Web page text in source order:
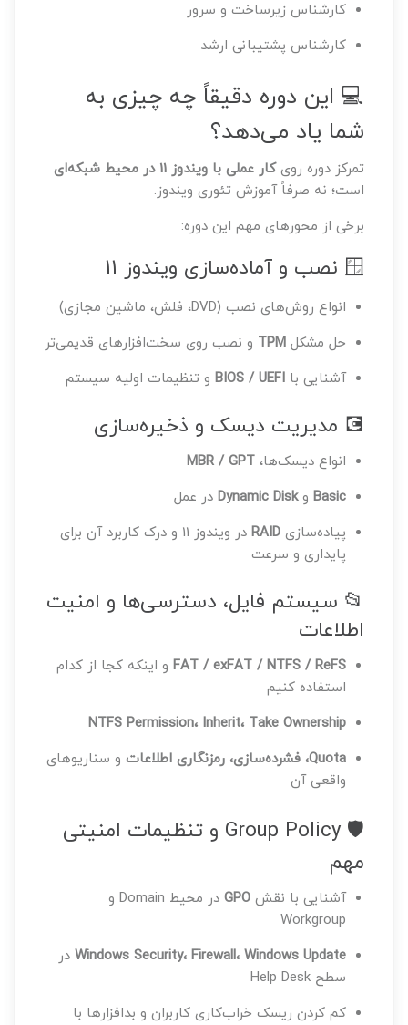
کارشناس زیرساخت و سرور
کارشناس پشتیبانی ارشد
💻 این دوره دقیقاً چه چیزی به
شما یاد می‌دهد؟
تمرکز دوره رویکار عملی با ویندوز 11 در محیط شبکه‌ای
است؛ نه صرفاً آموزش تئوری ویندوز.
برخی از محورهای مهم این دوره:
🪟 نصب و آماده‌سازی ویندوز 11
انواع روش‌های نصب (DVD، فلش، ماشین مجازی)
حل مشکل TPM و نصب روی سخت‌افزارهای قدیمی‌تر
آشنایی با BIOS / UEFIو تنظیمات اولیه سیستم
💽 مدیریت دیسک و ذخیره‌سازی
انواع دیسک‌ها، MBR / GPT
BasicوDynamic Diskدر عمل
پیاده‌سازی RAID
در ویندوز 11 و درک کاربرد آن برای
پایداری و سرعت
📂 سیستم فایل، دسترسی‌ها و امنیت
اطلاعات
FAT / exFAT / NTFS / ReFSو اینکه کجا از کدام
استفاده کنیم
NTFS Permission، Inherit، Take Ownership
Quota، فشرده‌سازی، رمزنگاری اطلاعات
و سناریوهای
واقعی آن
🛡️ Group Policy و تنظیمات امنیتی
مهم
آشنایی با نقش GPO
در محیط Domain و
Workgroup
Windows Security، Firewall، Windows Updateدر
سطح Help Desk
کم کردن ریسک خراب‌کاری کاربران و بدافزارها با